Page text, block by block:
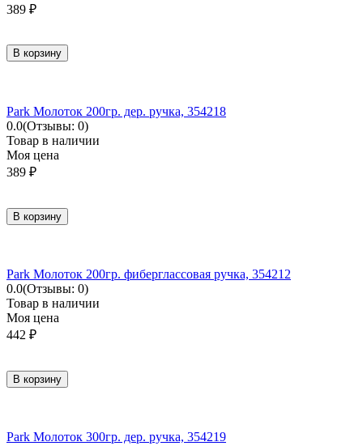
389 ₽
В корзину
Park Молоток 200гр. дер. ручка, 354218
0.0(Отзывы: 0)
Товар в наличии
Моя цена
389 ₽
В корзину
Park Молоток 200гр. фиберглассовая ручка, 354212
0.0(Отзывы: 0)
Товар в наличии
Моя цена
442 ₽
В корзину
Park Молоток 300гр. дер. ручка, 354219